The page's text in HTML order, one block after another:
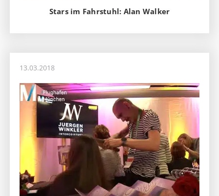
Stars im Fahrstuhl: Alan Walker
13.03.2018